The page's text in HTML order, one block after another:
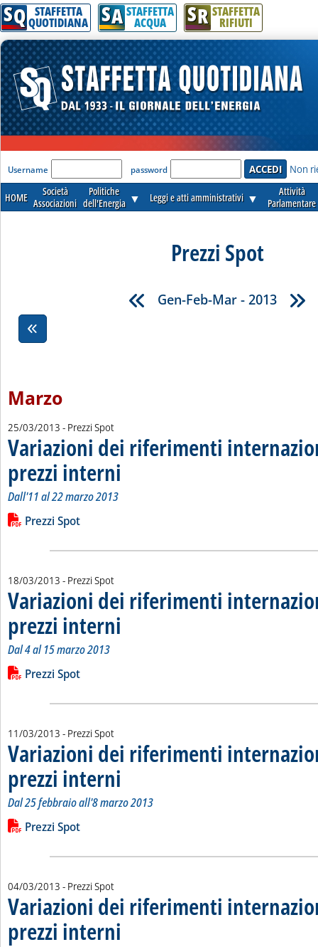
SQ STAFFETTA
QUOTIDIANA SA STAFFETTA
ACQUA SR STAFFETTA
RIFIUTI
'Modulo Login per accedere'
Username password Non
HOME
Società
Associazioni
Politiche
dell'Energia ▼ Leggi e atti amministrativi ▼
Attività
Parlamentare
Prezzi Spot
Gen-Feb-Mar - 2013
Marzo
25/03/2013 - Prezzi Spot
Variazioni dei riferimenti
prezzi interni
Dall'11 al 22 marzo 2013
Leggi tutta la notizia: 'Variazioni dei riferimenti
Lista allegati PDF alla notizia
Prezzi Spot
18/03/2013 - Prezzi Spot
Variazioni dei riferimenti
prezzi interni
Dal 4 al 15 marzo 2013
Leggi tutta la notizia: 'Variazioni dei riferimenti
Lista allegati PDF alla notizia
Prezzi Spot
11/03/2013 - Prezzi Spot
Variazioni dei riferimenti
prezzi interni
Dal 25 febbraio all'8 marzo 2013
Leggi tutta la notizia: 'Variazioni dei riferimenti
Lista allegati PDF alla notizia
Prezzi Spot
04/03/2013 - Prezzi Spot
Variazioni dei riferimenti
prezzi interni